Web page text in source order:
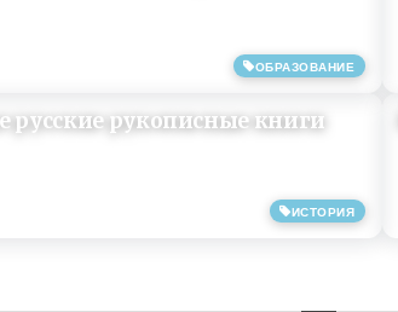
ОБРАЗОВАНИЕ
ИСТОРИЯ
русские рукописные книги